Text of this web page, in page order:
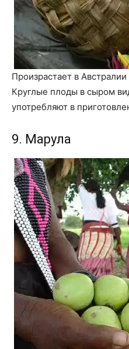
Произрастает в
Круглые плоды в сыром
употребляют в
9. Марула